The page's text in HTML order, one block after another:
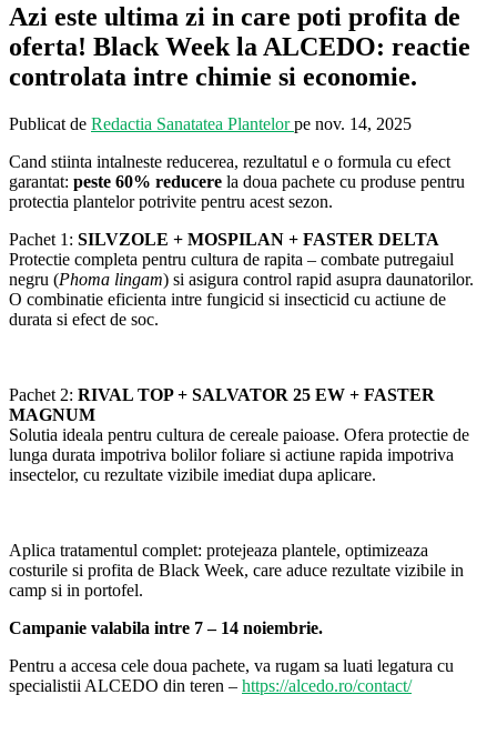
Azi este ultima zi in care poti profita de
oferta! Black Week la ALCEDO: reactie
controlata intre chimie si economie.
Publicat de Redactia Sanatatea Plantelorpe nov. 14, 2025
Cand stiinta intalneste reducerea, rezultatul e o formula cu efect
garantat: peste 60% reducere la doua pachete cu produse pentru
protectia plantelor potrivite pentru acest sezon.
Pachet 1: SILVZOLE + MOSPILAN + FASTER DELTA
Protectie completa pentru cultura de rapita – combate putregaiul
negru (Phoma lingam) si asigura control rapid asupra daunatorilor.
O combinatie eficienta intre fungicid si insecticid cu actiune de
durata si efect de soc.
Pachet 2: RIVAL TOP + SALVATOR 25 EW + FASTER
MAGNUM
Solutia ideala pentru cultura de cereale paioase. Ofera protectie de
lunga durata impotriva bolilor foliare si actiune rapida impotriva
insectelor, cu rezultate vizibile imediat dupa aplicare.
Aplica tratamentul complet: protejeaza plantele, optimizeaza
costurile si profita de Black Week, care aduce rezultate vizibile in
camp si in portofel.
Campanie valabila intre 7 – 14 noiembrie.
Pentru a accesa cele doua pachete, va rugam sa luati legatura cu
specialistii ALCEDO din teren – https://alcedo.ro/contact/